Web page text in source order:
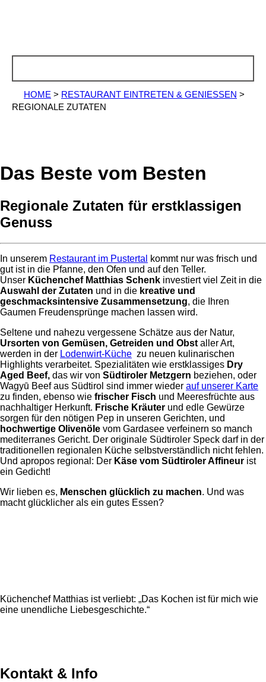
HOME > RESTAURANT EINTRETEN & GENIESSEN
>
REGIONALE ZUTATEN
Das Beste vom Besten
Regionale Zutaten für erstklassigen
Genuss
In unserem Restaurant im Pustertal
kommt nur was frisch und
gut ist in die Pfanne, den Ofen und auf den Teller.
Unser Küchenchef Matthias Schenk investiert viel Zeit in die
Auswahl der Zutaten und in die kreative und
geschmacksintensive Zusammensetzung, die Ihren
Gaumen Freudensprünge machen lassen wird.
Seltene und nahezu vergessene Schätze aus der Natur,
Ursorten von Gemüsen, Getreiden und Obst aller Art,
werden in der Lodenwirt-Küche zu neuen kulinarischen
Highlights verarbeitet. Spezialitäten wie erstklassiges Dry
Aged Beef, das wir von Südtiroler Metzgern beziehen, oder
Wagyū Beef aus Südtirol sind immer wieder auf unserer Karte
zu finden, ebenso wie frischer Fisch und Meeresfrüchte aus
nachhaltiger Herkunft. Frische Kräuter und edle Gewürze
sorgen für den nötigen Pep in unseren Gerichten, und
hochwertige Olivenöle vom Gardasee verfeinern so manch
mediterranes Gericht. Der originale Südtiroler Speck darf in der
traditionellen regionalen Küche selbstverständlich nicht fehlen.
Und apropos regional: Der Käse vom Südtiroler Affineur ist
ein Gedicht!
Wir lieben es, Menschen glücklich zu machen. Und was
macht glücklicher als ein gutes Essen?
Küchenchef Matthias ist verliebt: „Das Kochen ist für mich wie
eine unendliche Liebesgeschichte.“
Kontakt & Info